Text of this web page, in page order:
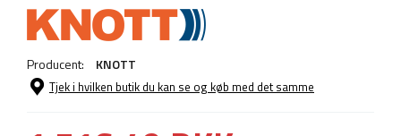
Producent: KNOTT
Tjek i hvilken butik du kan se og køb med det samme